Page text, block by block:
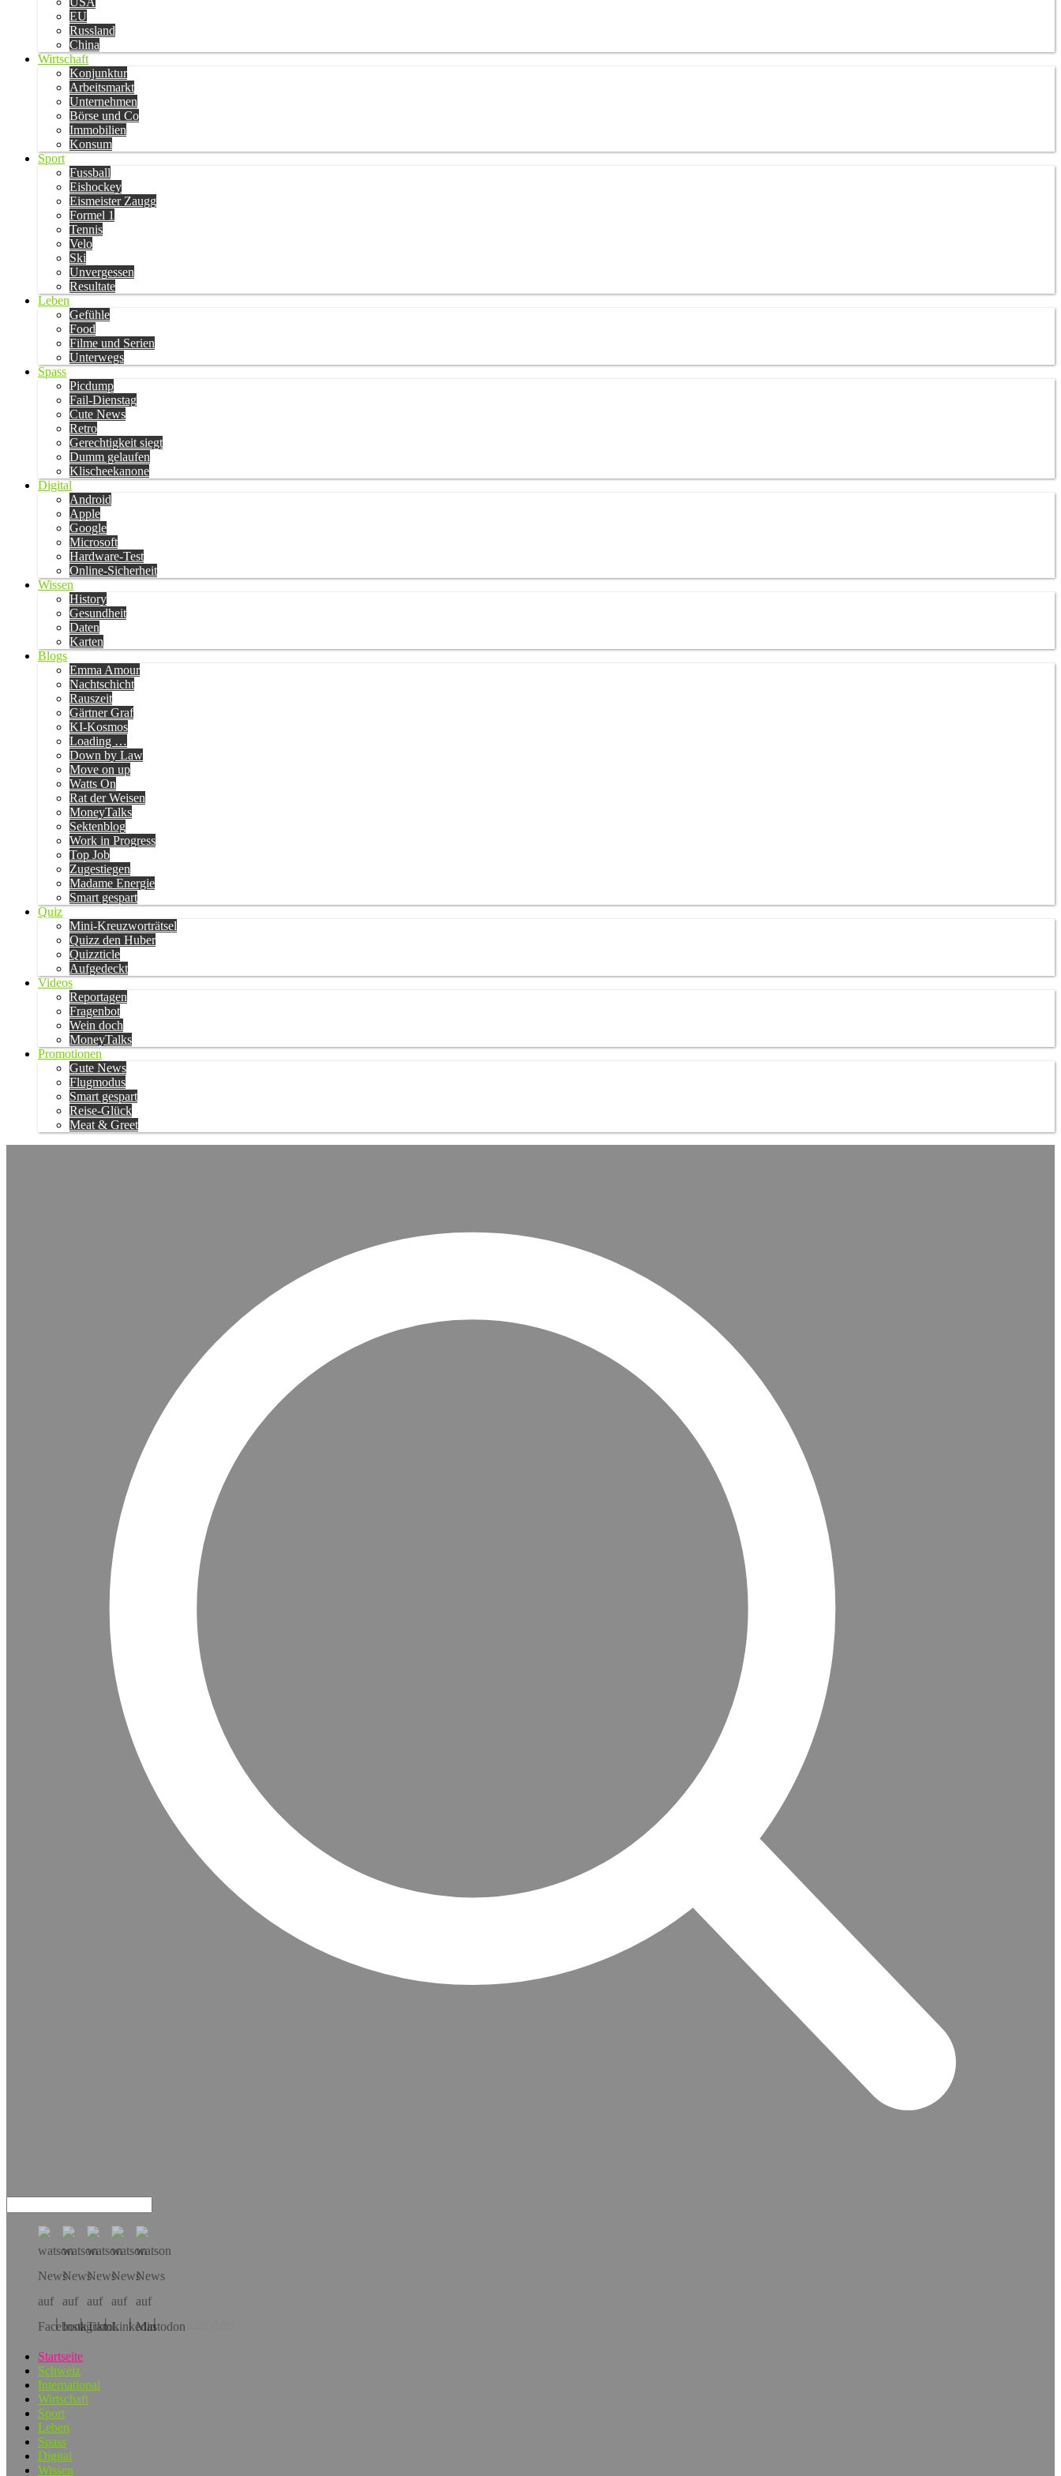
EU
Russland
China
Wirtschaft
Konjunktur
Arbeitsmarkt
Unternehmen
Börse und Co
Immobilien
Konsum
Sport
Fussball
Eishockey
Eismeister Zaugg
Formel 1
Tennis
Velo
Ski
Unvergessen
Resultate
Leben
Gefühle
Food
Filme und Serien
Unterwegs
Spass
Picdump
Fail-Dienstag
Cute News
Retro
Gerechtigkeit siegt
Dumm gelaufen
Klischeekanone
Digital
Android
Apple
Google
Microsoft
Hardware-Test
Online-Sicherheit
Wissen
History
Gesundheit
Daten
Karten
Blogs
Emma Amour
Nachtschicht
Rauszeit
Gärtner Graf
KI-Kosmos
Loading …
Down by Law
Move on up
Watts On
Rat der Weisen
MoneyTalks
Sektenblog
Work in Progress
Top Job
Zugestiegen
Madame Energie
Smart gespart
Quiz
Mini-Kreuzworträtsel
Quizz den Huber
Quizzticle
Aufgedeckt
Videos
Reportagen
Fragenbot
Wein doch
MoneyTalks
Promotionen
Gute News
Flugmodus
Smart gespart
Reise-Glück
Meat & Greet
Hol dir die App!
Startseite
Schweiz
International
Wirtschaft
Sport
Leben
Spass
Digital
Wissen